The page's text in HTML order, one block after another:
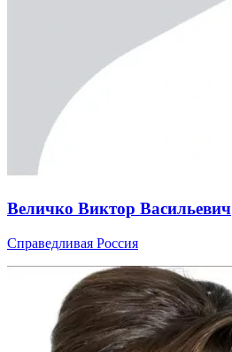
Величко Виктор Васильевич
Справедливая Россия